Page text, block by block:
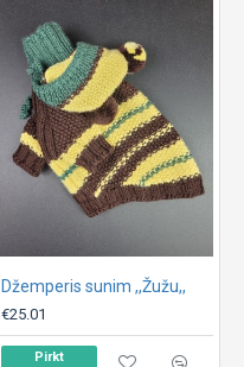
Džemperis sunim ,,Žužu,,
€25.01
Pirkt